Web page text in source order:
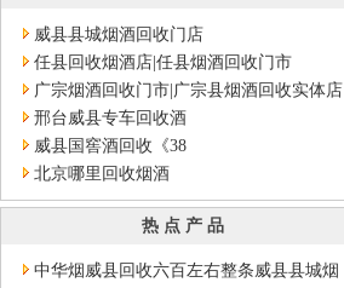
威县县城烟酒回收门店
任县回收烟酒店|任县烟酒回收门市
广宗烟酒回收门市|广宗县烟酒回收实体店
邢台威县专车回收酒
威县国窖酒回收《38
北京哪里回收烟酒
热 点 产 品
中华烟威县回收六百左右整条威县县城烟